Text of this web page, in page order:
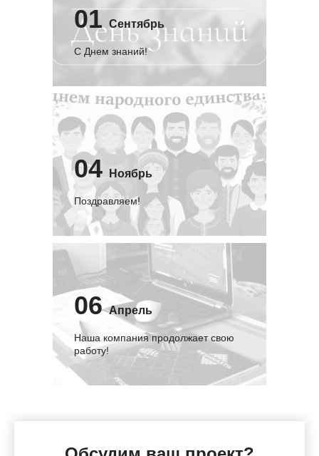
01 Сентябрь
C Днем знаний!
04 Ноябрь
Поздравляем!
06 Апрель
Наша компания продолжает свою
работу!